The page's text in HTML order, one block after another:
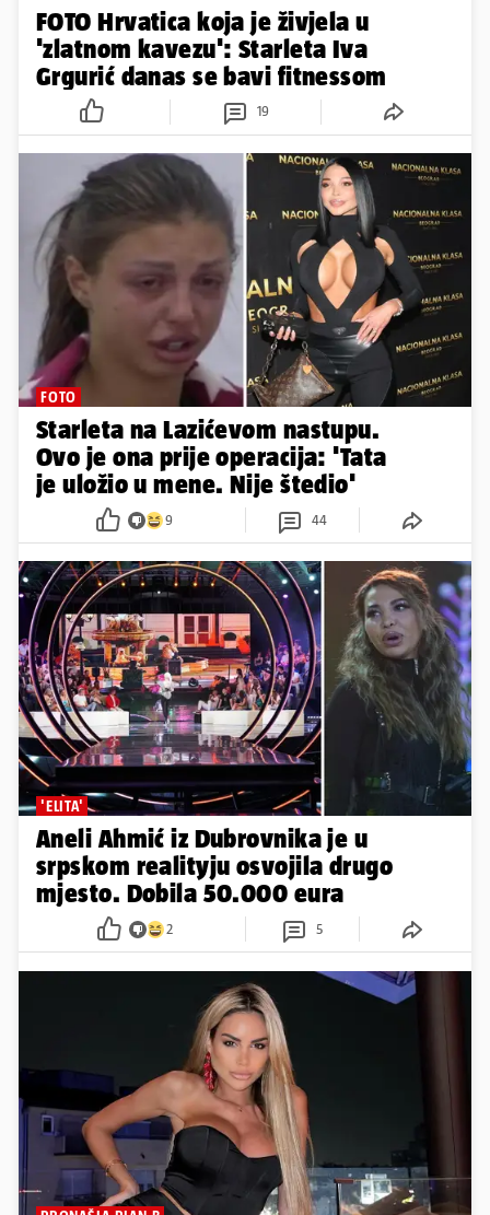
FOTO Hrvatica koja je živjela u
'zlatnom kavezu': Starleta Iva
Grgurić danas se bavi fitnessom
19
FOTO
Starleta na Lazićevom nastupu.
Ovo je ona prije operacija: 'Tata
je uložio u mene. Nije štedio'
9 44
'ELITA'
Aneli Ahmić iz Dubrovnika je u
srpskom realityju osvojila drugo
mjesto. Dobila 50.000 eura
2 5